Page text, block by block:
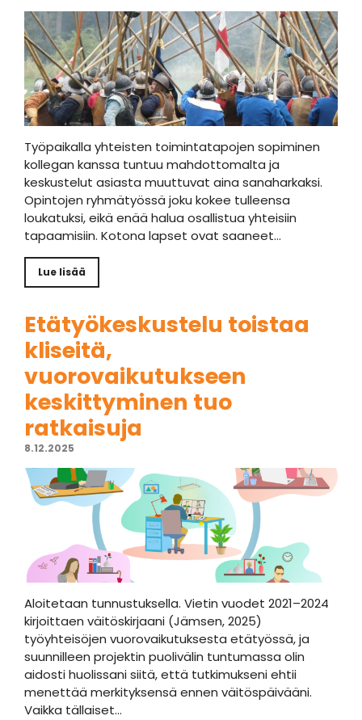
Työpaikalla yhteisten toimintatapojen sopiminen
kollegan kanssa tuntuu mahdottomalta ja
keskustelut asiasta muuttuvat aina sanaharkaksi.
Opintojen ryhmätyössä joku kokee tulleensa
loukatuksi, eikä enää halua osallistua yhteisiin
tapaamisiin. Kotona lapset ovat saaneet…
Lue lisää
Etätyökeskustelu toistaa
kliseitä,
vuorovaikutukseen
keskittyminen tuo
ratkaisuja
8.12.2025
Aloitetaan tunnustuksella. Vietin vuodet 2021–2024
kirjoittaen väitöskirjaani (Jämsen, 2025)
työyhteisöjen vuorovaikutuksesta etätyössä, ja
suunnilleen projektin puolivälin tuntumassa olin
aidosti huolissani siitä, että tutkimukseni ehtii
menettää merkityksensä ennen väitöspäivääni.
Vaikka tällaiset…